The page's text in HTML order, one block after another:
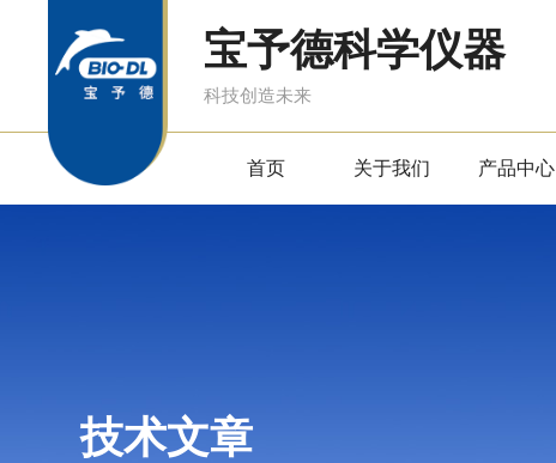
宝予德科学仪器
科技创造未来
首页 关于我们 产品中心
技术文章